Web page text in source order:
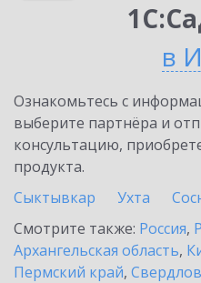
в
Ознакомьтесь с
выберите партнёра и
консультацию,
продукта.
Сыктывкар
Ухта
Смотрите также: Россия,
Архангельская область,
Пермский край,